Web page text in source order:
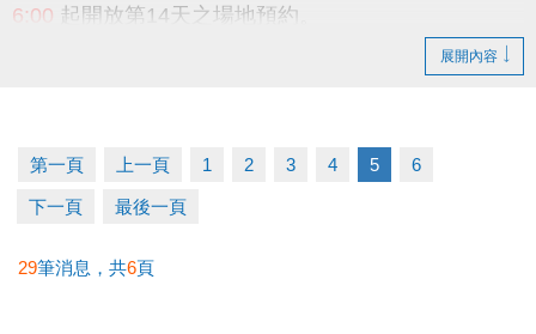
6:00 起開放第14天之場地預約。
7/1 當天可預約 7/1~7/14 的場地，並在 7/2 上
4. 場地預約每次限制1小時
5.App採線上信用卡付費
展開內容
第一頁 上一頁 1 2 3 4 5 6
下一頁 最後一頁
29筆消息，共6頁